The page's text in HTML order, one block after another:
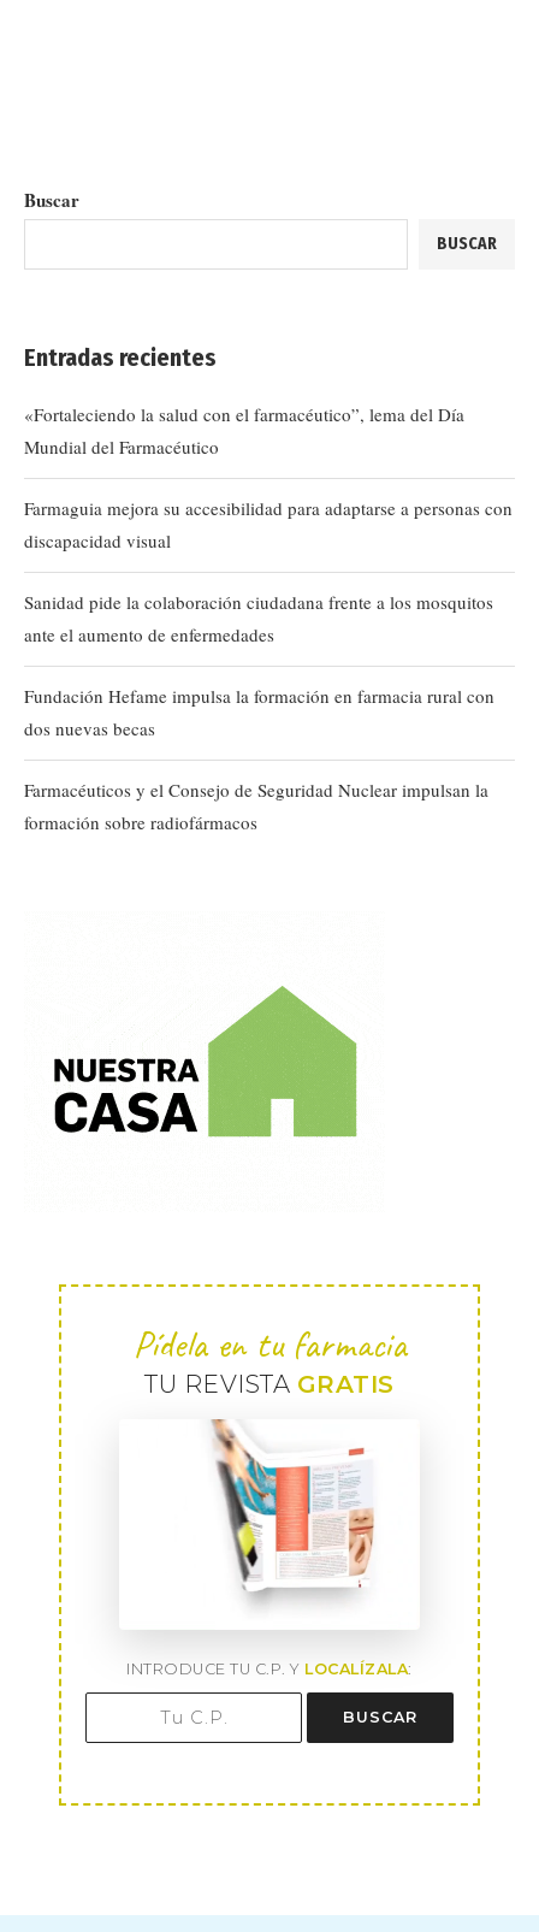
Buscar
BUSCAR
Entradas recientes
«Fortaleciendo la salud con el farmacéutico”, lema del Día
Mundial del Farmacéutico
Farmaguia mejora su accesibilidad para adaptarse a personas con
discapacidad visual
Sanidad pide la colaboración ciudadana frente a los mosquitos
ante el aumento de enfermedades
Fundación Hefame impulsa la formación en farmacia rural con
dos nuevas becas
Farmacéuticos y el Consejo de Seguridad Nuclear impulsan la
formación sobre radiofármacos
Pídela en tu farmacia
TU REVISTA GRATIS
INTRODUCE TU C.P. Y LOCALÍZALA:
BUSCAR